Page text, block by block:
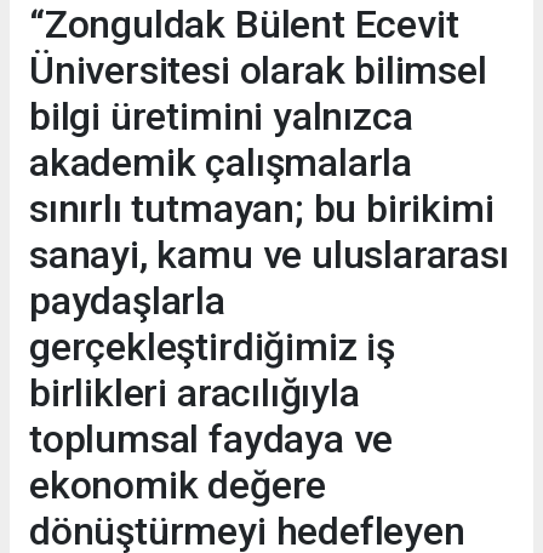
“Zonguldak Bülent Ecevit
Üniversitesi olarak bilimsel
bilgi üretimini yalnızca
akademik çalışmalarla
sınırlı tutmayan; bu birikimi
sanayi, kamu ve uluslararası
paydaşlarla
gerçekleştirdiğimiz iş
birlikleri aracılığıyla
toplumsal faydaya ve
ekonomik değere
dönüştürmeyi hedefleyen